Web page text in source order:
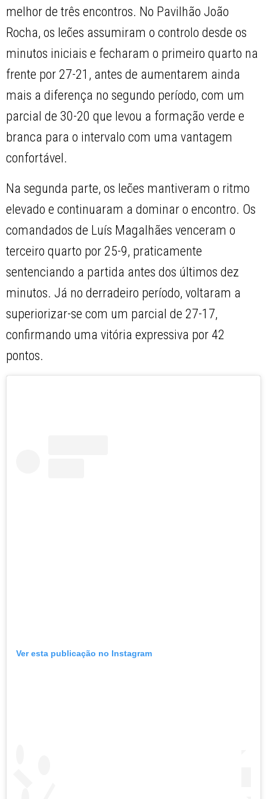
melhor de três encontros. No Pavilhão João
Rocha, os leões assumiram o controlo desde os
minutos iniciais e fecharam o primeiro quarto na
frente por 27-21, antes de aumentarem ainda
mais a diferença no segundo período, com um
parcial de 30-20 que levou a formação verde e
branca para o intervalo com uma vantagem
confortável.
Na segunda parte, os leões mantiveram o ritmo
elevado e continuaram a dominar o encontro. Os
comandados de Luís Magalhães venceram o
terceiro quarto por 25-9, praticamente
sentenciando a partida antes dos últimos dez
minutos. Já no derradeiro período, voltaram a
superiorizar-se com um parcial de 27-17,
confirmando uma vitória expressiva por 42
pontos.
Ver esta publicação no Instagram